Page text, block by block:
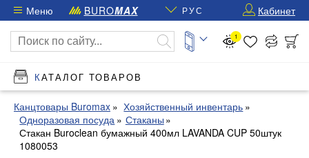
Меню BUROMAX РУС Кабинет
1
КАТАЛОГ ТОВАРОВ
Канцтовары Buromax
Хозяйственный инвентарь
Одноразовая посуда
Стаканы
Стакан Buroclean бумажный 400мл LAVANDA CUP 50штук
1080053